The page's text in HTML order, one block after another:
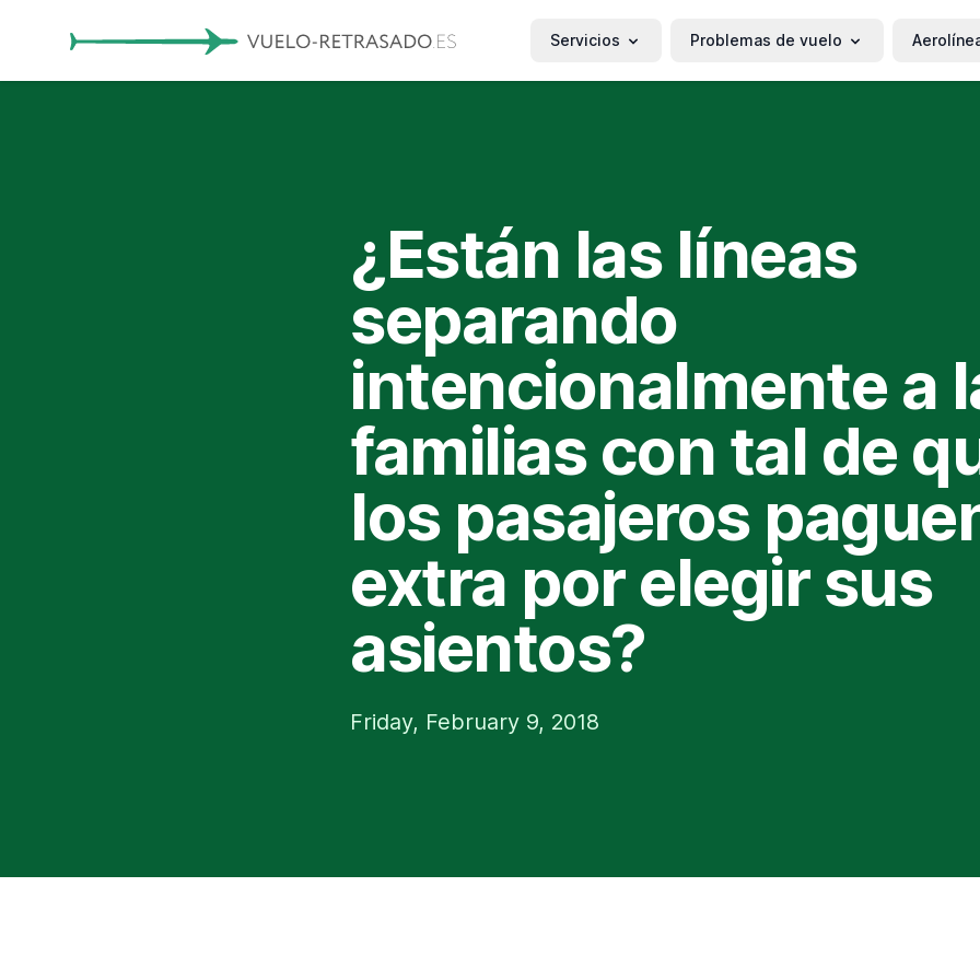
Servicios Problemas de vuelo
¿Están las líneas
separando
intencionalmente a
familias con tal de
los pasajeros
extra por elegir sus
asientos?
Friday, February 9, 2018